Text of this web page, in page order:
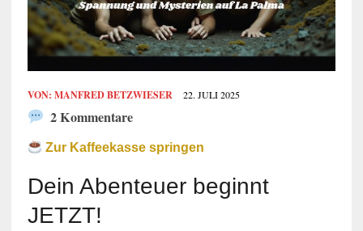
VON: MANFRED BETZWIESER 22. JULI 2025
2 Kommentare
Zur Kaffeekasse springen
Dein Abenteuer beginnt
JETZT!